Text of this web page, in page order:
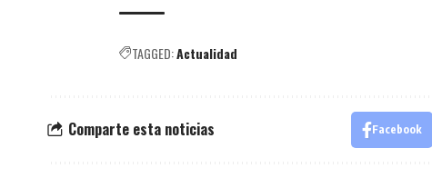
TAGGED:Actualidad
Comparte esta noticias Facebook